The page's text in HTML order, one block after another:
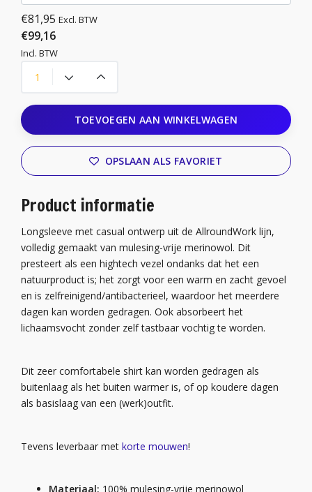
€81,95 Excl. BTW
€99,16
Incl. BTW
TOEVOEGEN AAN WINKELWAGEN
OPSLAAN ALS FAVORIET
Product informatie
Longsleeve met casual ontwerp uit de AllroundWork lijn,
volledig gemaakt van mulesing-vrije merinowol. Dit
presteert als een hightech vezel ondanks dat het een
natuurproduct is; het zorgt voor een warm en zacht gevoel
en is zelfreinigend/antibacterieel, waardoor het meerdere
dagen kan worden gedragen. Ook absorbeert het
lichaamsvocht zonder zelf tastbaar vochtig te worden.
Dit zeer comfortabele shirt kan worden gedragen als
buitenlaag als het buiten warmer is, of op koudere dagen
als basislaag van een (werk)outfit.
Tevens leverbaar met korte mouwen!
Materiaal: 100% mulesing-vrije merinowol